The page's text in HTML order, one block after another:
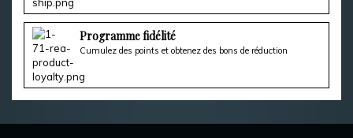
Programme fidélité
Cumulez des points et obtenez des bons de réduction